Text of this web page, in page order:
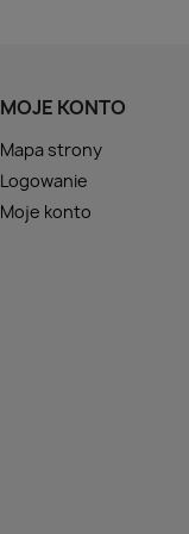
MOJE KONTO
Mapa strony
Logowanie
Moje konto